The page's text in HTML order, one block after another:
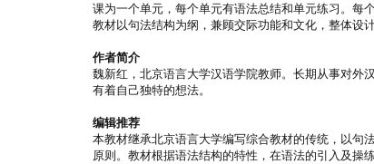
课为一个单元，每个单元有语法总结和单元练习。每
教材以句法结构为纲，兼顾交际功能和文化，整体设计
作者简介
魏新红，北京语言大学汉语学院教师。长期从事对外
有着自己独特的想法。
编辑推荐
本教材继承北京语言大学编写综合教材的传统，以句
原则。教材根据语法结构的特性，在语法的引入及操